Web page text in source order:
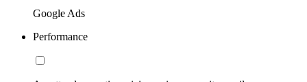
Google Ads
Performance